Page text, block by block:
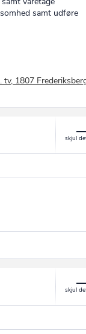
samt udføre
tv, 1807